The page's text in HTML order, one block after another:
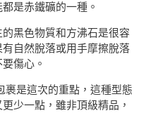
是赤鐵礦的一種。
黑色物質和方沸石是很容
自然脫落或用手摩擦脫落
傷心。
裹是這次的重點，這種型態
少一點，雖非頂級精品，